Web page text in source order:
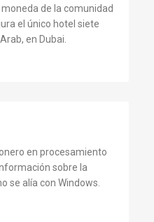
de la comunidad
el único hotel siete
en Dubai.
en procesamiento
sobre la
se alía con Windows.